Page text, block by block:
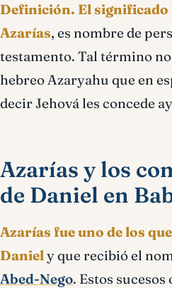
Definición. El significado
Azarías, es nombre de
testamento. Tal término
hebreo Azaryahu que en
decir Jehová les concede
Azarías y los
de Daniel en
Azarías fue uno de los
Daniely que recibió el
Abed-Nego. Estos